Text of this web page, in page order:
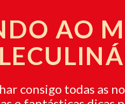
AO
consigo todas as